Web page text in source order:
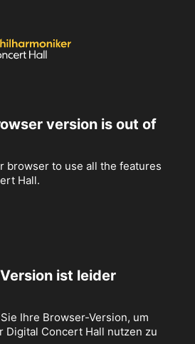
version is out of
browser to use all the features
Hall.
ist leider
Ihre Browser-Version, um
Digital Concert Hall nutzen zu